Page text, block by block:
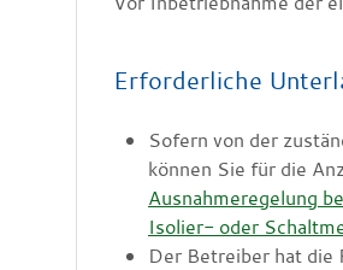
Erforderliche
Sofern von der
können Sie für die
Ausnahmeregelung
Isolier- oder
Der Betreiber hat die